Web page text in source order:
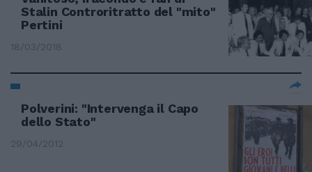
Stalin Controritratto del "mito"
Pertini
18/03/2018
Polverini: "Intervenga il Capo
dello Stato"
29/04/2012